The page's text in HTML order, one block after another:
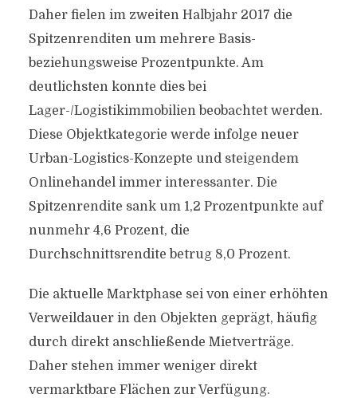
Daher fielen im zweiten Halbjahr 2017 die
Spitzenrenditen um mehrere Basis-
beziehungsweise Prozentpunkte. Am
deutlichsten konnte dies bei
Lager-/Logistikimmobilien beobachtet werden.
Diese Objektkategorie werde infolge neuer
Urban-Logistics-Konzepte und steigendem
Onlinehandel immer interessanter. Die
Spitzenrendite sank um 1,2 Prozentpunkte auf
nunmehr 4,6 Prozent, die
Durchschnittsrendite betrug 8,0 Prozent.
Die aktuelle Marktphase sei von einer erhöhten
Verweildauer in den Objekten geprägt, häufig
durch direkt anschließende Mietverträge.
Daher stehen immer weniger direkt
vermarktbare Flächen zur Verfügung.